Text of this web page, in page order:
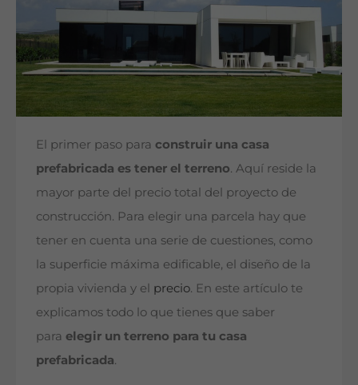
El primer paso para construir una casa
prefabricada es tener el terreno. Aquí reside la
mayor parte del precio total del proyecto de
construcción. Para elegir una parcela hay que
tener en cuenta una serie de cuestiones, como
la superficie máxima edificable, el diseño de la
propia vivienda y el precio. En este artículo te
explicamos todo lo que tienes que saber
para elegir un terreno para tu casa
prefabricada.